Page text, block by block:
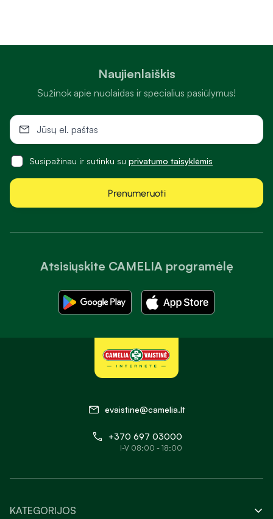
Atsisiųskite CAMELIA programėlę
Naujienlaiškis
Sužinok apie nuolaidas ir specialius pasiūlymus!
Susipažinau ir sutinku su privatumo taisyklėmis
Prenumeruoti
evaistine@camelia.lt
+370 697 03000
I-V 08:00 - 18:00
KATEGORIJOS